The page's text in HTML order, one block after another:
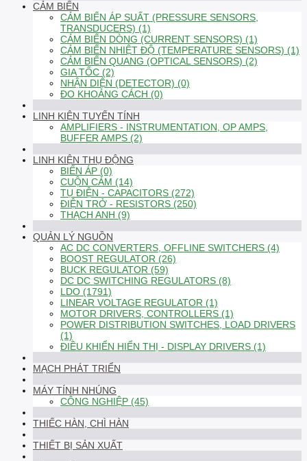
CẢM BIẾN
CẢM BIẾN ÁP SUẤT (PRESSURE SENSORS,
TRANSDUCERS) (1)
CẢM BIẾN DÒNG (CURRENT SENSORS) (1)
CẢM BIẾN NHIỆT ĐỘ (TEMPERATURE SENSORS) (1)
CẢM BIẾN QUANG (OPTICAL SENSORS) (2)
GIA TỐC (2)
NHẬN DIỆN (DETECTOR) (0)
ĐO KHOẢNG CÁCH (0)
LINH KIỆN TUYẾN TÍNH
AMPLIFIERS - INSTRUMENTATION, OP AMPS,
BUFFER AMPS (2)
LINH KIỆN THỤ ĐỘNG
BIẾN ÁP (0)
CUỘN CẢM (14)
TỤ ĐIỆN - CAPACITORS (272)
ĐIỆN TRỞ - RESISTORS (250)
THẠCH ANH (9)
QUẢN LÝ NGUỒN
AC DC CONVERTERS, OFFLINE SWITCHERS (4)
BOOST REGULATOR (26)
BUCK REGULATOR (59)
DC DC SWITCHING REGULATORS (8)
LDO (1791)
LINEAR VOLTAGE REGULATOR (1)
MOTOR DRIVERS, CONTROLLERS (1)
POWER DISTRIBUTION SWITCHES, LOAD DRIVERS
(1)
ĐIỀU KHIỂN HIỂN THỊ - DISPLAY DRIVERS (1)
MẠCH PHÁT TRIỂN
MÁY TÍNH NHÚNG
CÔNG NGHIỆP (45)
THIẾC HÀN, CHÌ HÀN
THIẾT BỊ SẢN XUẤT